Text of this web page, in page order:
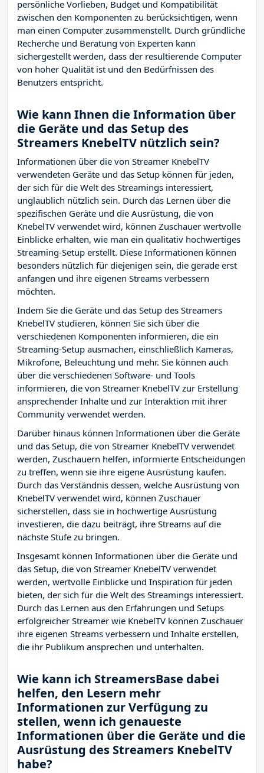
persönliche Vorlieben, Budget und Kompatibilität
zwischen den Komponenten zu berücksichtigen, wenn
man einen Computer zusammenstellt. Durch gründliche
Recherche und Beratung von Experten kann
sichergestellt werden, dass der resultierende Computer
von hoher Qualität ist und den Bedürfnissen des
Benutzers entspricht.
Wie kann Ihnen die Information über
die Geräte und das Setup des
Streamers KnebelTV nützlich sein?
Informationen über die von Streamer KnebelTV
verwendeten Geräte und das Setup können für jeden,
der sich für die Welt des Streamings interessiert,
unglaublich nützlich sein. Durch das Lernen über die
spezifischen Geräte und die Ausrüstung, die von
KnebelTV verwendet wird, können Zuschauer wertvolle
Einblicke erhalten, wie man ein qualitativ hochwertiges
Streaming-Setup erstellt. Diese Informationen können
besonders nützlich für diejenigen sein, die gerade erst
anfangen und ihre eigenen Streams verbessern
möchten.
Indem Sie die Geräte und das Setup des Streamers
KnebelTV studieren, können Sie sich über die
verschiedenen Komponenten informieren, die ein
Streaming-Setup ausmachen, einschließlich Kameras,
Mikrofone, Beleuchtung und mehr. Sie können auch
über die verschiedenen Software- und Tools
informieren, die von Streamer KnebelTV zur Erstellung
ansprechender Inhalte und zur Interaktion mit ihrer
Community verwendet werden.
Darüber hinaus können Informationen über die Geräte
und das Setup, die von Streamer KnebelTV verwendet
werden, Zuschauern helfen, informierte Entscheidungen
zu treffen, wenn sie ihre eigene Ausrüstung kaufen.
Durch das Verständnis dessen, welche Ausrüstung von
KnebelTV verwendet wird, können Zuschauer
sicherstellen, dass sie in hochwertige Ausrüstung
investieren, die dazu beiträgt, ihre Streams auf die
nächste Stufe zu bringen.
Insgesamt können Informationen über die Geräte und
das Setup, die von Streamer KnebelTV verwendet
werden, wertvolle Einblicke und Inspiration für jeden
bieten, der sich für die Welt des Streamings interessiert.
Durch das Lernen aus den Erfahrungen und Setups
erfolgreicher Streamer wie KnebelTV können Zuschauer
ihre eigenen Streams verbessern und Inhalte erstellen,
die ihr Publikum ansprechen und unterhalten.
Wie kann ich StreamersBase dabei
helfen, den Lesern mehr
Informationen zur Verfügung zu
stellen, wenn ich genaueste
Informationen über die Geräte und die
Ausrüstung des Streamers KnebelTV
habe?